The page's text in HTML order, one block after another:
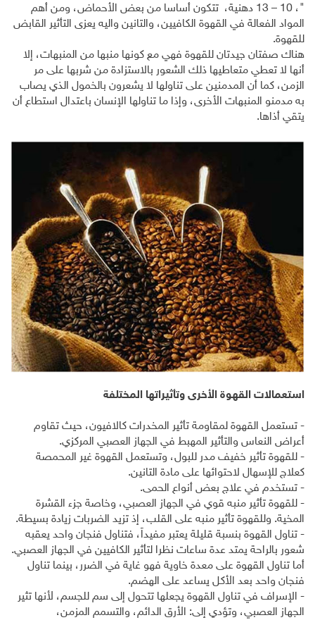
"، 10 – 13 دهنية، تتكون أساسا من بعض الأحماض، ومن أهم
المواد الفعالة في القهوة الكافيين، والتانين واليه يعزى التأثير القابض
للقهوة.
هناك صفتان جيدتان للقهوة فهي مع كونها منبها من المنبهات، إلا
أنها لا تعطي متعاطيها ذلك الشعور بالاستزادة من شربها على مر
الزمن، كما أن المدمنين على تناولها لا يشعرون بالخمول الذي يصاب
به مدمنو المنبهات الأخرى، وإذا ما تناولها الإنسان باعتدال استطاع أن
يتقي أذاها.
استعمالات القهوة الأخرى وتأثيراتها المختلفة
- تستعمل القهوة لمقاومة تأثير المخدرات كالافيون، حيث تقاوم
أعراض النعاس والتأثير المهبط في الجهاز العصبي المركزي.
- للقهوة تأثير خفيف مدر للبول، وتستعمل القهوة غير المحمصة
كعلاج للإسهال لاحتوائها على مادة التانين.
- تستخدم في علاج بعض أنواع الحمى.
- للقهوة تأثير منبه قوي في الجهاز العصبي، وخاصة جزء القشرة
المخية. وللقهوة تأثير منبه على القلب، إذ تزيد الضربات زيادة بسيطة.
- تناول القهوة بنسبة قليلة يعتبر مفيداً، فتناول فنجان واحد يعقبه
شعور بالراحة يمتد عدة ساعات نظرا لتأثير الكافيين في الجهاز العصبي.
أما تناول القهوة على معدة خاوية فهو غاية في الضرر، بينما تناول
فنجان واحد بعد الأكل يساعد على الهضم.
- الإسراف في تناول القهوة يجعلها تتحول إلى سم للجسم، لأنها تثير
الجهاز العصبي، وتؤدي إلى: الأرق الدائم، والتسمم المزمن،